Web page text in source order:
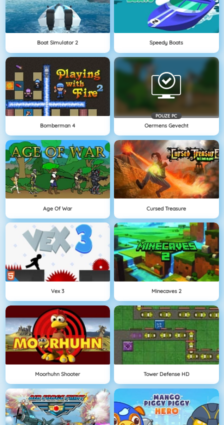
Boat Simulator 2 Speedy Boats
Bomberman 4
POUZE PC
Oermens Gevecht
Age Of War Cursed Treasure
Vex 3 Minecaves 2
Moorhuhn Shooter Tower Defense HD